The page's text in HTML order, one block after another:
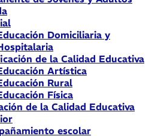
Domiciliaria y
de la Calidad Educativa
Artística
Rural
Física
de la Calidad Educativa
escolar